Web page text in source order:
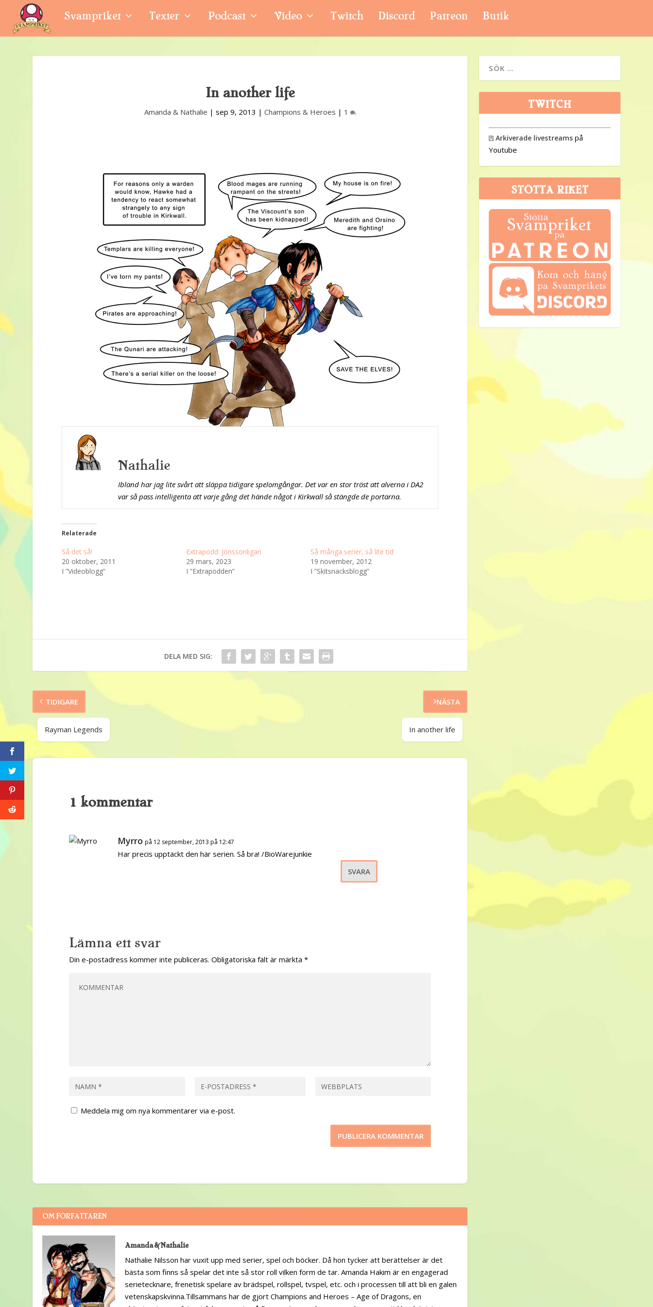
Svampriket Texter Podcast Video Twitch Discord Patreon Butik
In another life
Amanda & Nathalie | sep 9, 2013 | Champions & Heroes | 1
Nathalie
Ibland har jag lite svårt att släppa tidigare spelomgångar. Det var en stor tröst att alverna i DA2
var så pass intelligenta att varje gång det hände något i Kirkwall så stängde de portarna.
Relaterade
Så det så!
20 oktober, 2011
I ”Videoblogg”
Extrapodd: Jönssonligan
29 mars, 2023
I ”Extrapodden”
Så många serier, så lite tid
19 november, 2012
I ”Skitsnacksblogg”
DELA MED SIG:
TIDIGARE
Rayman Legends
NÄSTA
In another life
1 kommentar
Myrro på 12 september, 2013 på 12:47
Har precis upptäckt den här serien. Så bra! /BioWarejunkie
SVARA
Lämna ett svar
Din e-postadress kommer inte publiceras. Obligatoriska fält är märkta*
Meddela mig om nya kommentarer via e-post.
OM FÖRFATTAREN
Amanda & Nathalie
Nathalie Nilsson har vuxit upp med serier, spel och böcker. Då hon tycker att berättelser är det
bästa som finns så spelar det inte så stor roll vilken form de tar. Amanda Hakim är en engagerad
serietecknare, frenetisk spelare av brädspel, rollspel, tvspel, etc. och i processen till att bli en galen
vetenskapskvinna.Tillsammans har de gjort Champions and Heroes – Age of Dragons, en
TWITCH
 Arkiverade livestreams på
Youtube
STÖTTA RIKET